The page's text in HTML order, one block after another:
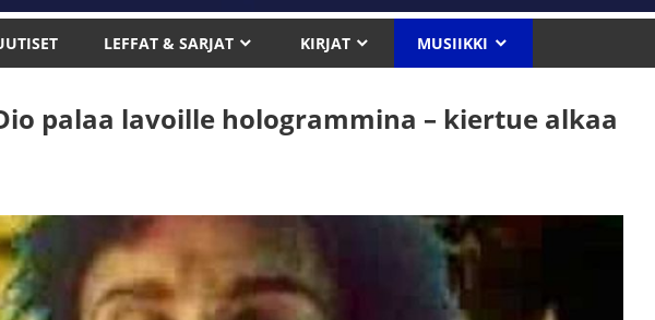
LEFFAT & SARJAT KIRJAT MUSIIKKI
palaa lavoille hologrammina – kiertue alkaa